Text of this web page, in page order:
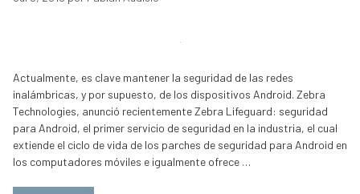
Actualmente, es clave mantener la seguridad de las redes
inalámbricas, y por supuesto, de los dispositivos Android. Zebra
Technologies, anunció recientemente Zebra Lifeguard: seguridad
para Android, el primer servicio de seguridad en la industria, el cual
extiende el ciclo de vida de los parches de seguridad para Android en
los computadores móviles e igualmente ofrece …